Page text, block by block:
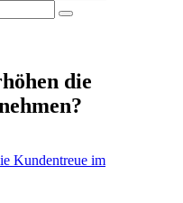
die
Kundentreue im